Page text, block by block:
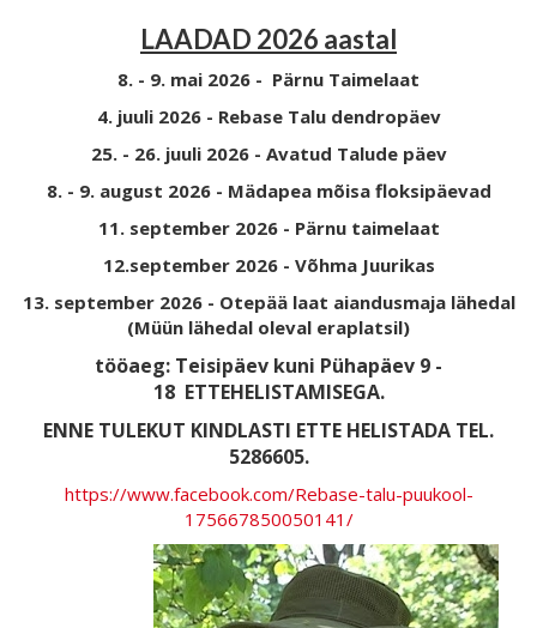
LAADAD 2026 aastal
8. - 9. mai 2026 - Pärnu Taimelaat
4. juuli 2026 - Rebase Talu dendropäev
25. - 26. juuli 2026 - Avatud Talude päev
8. - 9. august 2026 - Mädapea mõisa floksipäevad
11. september 2026 - Pärnu taimelaat
12.september 2026 - Võhma Juurikas
13. september 2026 - Otepää laat aiandusmaja lähedal
(Müün lähedal oleval eraplatsil)
tööaeg: Teisipäev kuni Pühapäev 9 -
18 ETTEHELISTAMISEGA.
ENNE TULEKUT KINDLASTI ETTE HELISTADA TEL.
5286605.
https://www.facebook.com/Rebase-talu-puukool-
175667850050141/